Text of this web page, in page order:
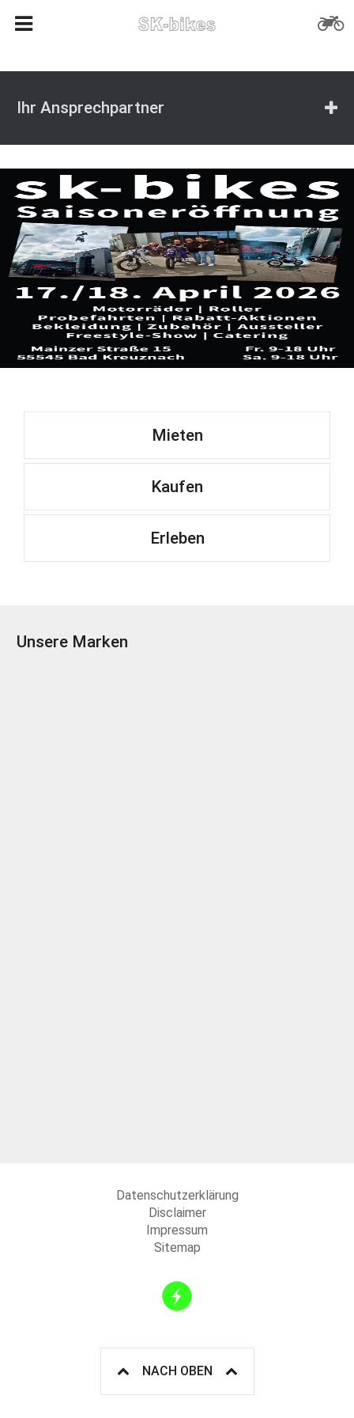
Ihr Ansprechpartner
Mieten
Kaufen
Erleben
Unsere Marken
Datenschutzerklärung
Disclaimer
Impressum
Sitemap
NACH OBEN